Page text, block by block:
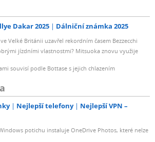
Dakar 2025 Dálniční známka 2025
Velké Británii uzavřel rekordním časem Bezzecchi
jízdními vlastnostmi? Mitsuoka znovu využije
souvisí podle Bottase s jejich chlazením
Nejlepší telefony
Nejlepší VPN –
potichu instaluje OneDrive Photos, které nelze